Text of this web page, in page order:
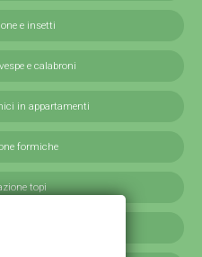
e insetti
e calabroni
in appartamenti
formiche
topi